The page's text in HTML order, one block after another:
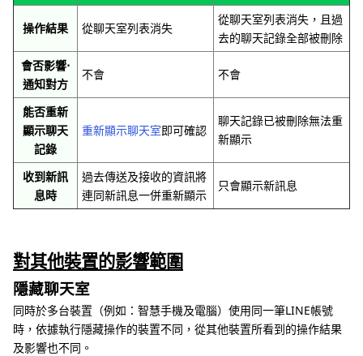
操作結果 從聊天室列表消失
從聊天室列表消失，且過
去的聊天記錄全部被刪除
會否影響⋅
通知對方
不會 不會
能否重新
顯示聊天
記錄
重新顯示聊天室即可確認
聊天記錄已被刪除無法重
新顯示
收到新訊
息時
過去傳送及接收的資訊將
連同新訊息一併重新顯示
只會顯示新訊息
對其他裝置的影響範圍
隱藏聊天室
同時於多台裝置（例如：智慧手機及電腦）使用同一筆LINE帳號
時，依據執行隱藏操作的裝置不同，從其他裝置所看到的操作結果
及影響也不同。